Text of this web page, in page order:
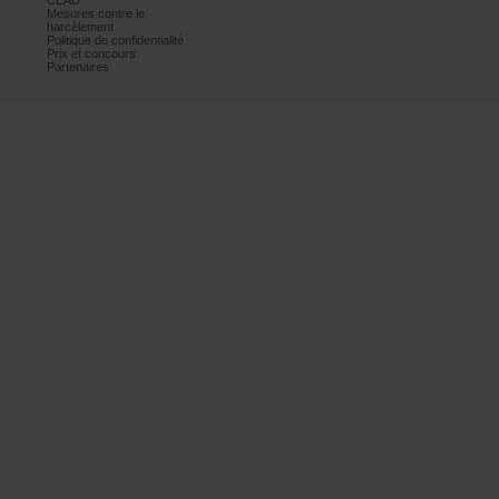
Mesurescontrele
harcèlement
Politiquedeconfidentialité
Prixetconcours
Partenaires